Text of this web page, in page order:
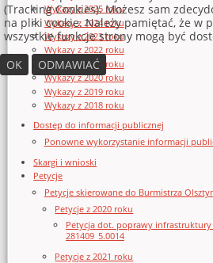
Wykazy z 2025 roku
Wykazy z 2024 roku
Wykazy z 2023 roku
Wykazy z 2022 roku
Wykazy z 2021 roku
Wykazy z 2020 roku
Wykazy z 2019 roku
Wykazy z 2018 roku
Dostęp do informacji publicznej
Ponowne wykorzystanie informacji
Skargi i wnioski
Petycje
Petycje skierowane do Burmistrza
Petycje z 2020 roku
Petycja dot. poprawy
281409_5.0014
Petycje z 2021 roku
(Tracking Cookies). Możesz sam
na pliki cookie. Należy pamiętać, że w
wszystkie funkcje strony mogą być
OK
ODMAWIAĆ